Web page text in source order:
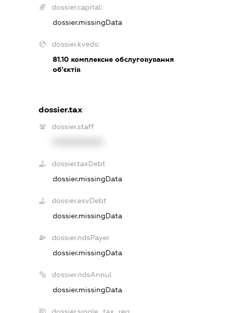
dossier.capital:
dossier.missingData
dossier.kveds:
81.10 комплексне обслуговування
об'єктів
dossier.tax
dossier.staff
dossier.taxDebt
dossier.missingData
dossier.esvDebt
dossier.missingData
dossier.ndsPayer
dossier.missingData
dossier.ndsAnnul
dossier.missingData